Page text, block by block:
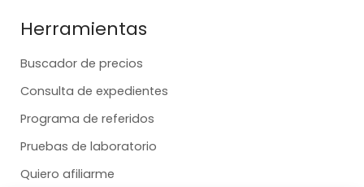
Herramientas
Buscador de precios
Consulta de expedientes
Programa de referidos
Pruebas de laboratorio
Quiero afiliarme